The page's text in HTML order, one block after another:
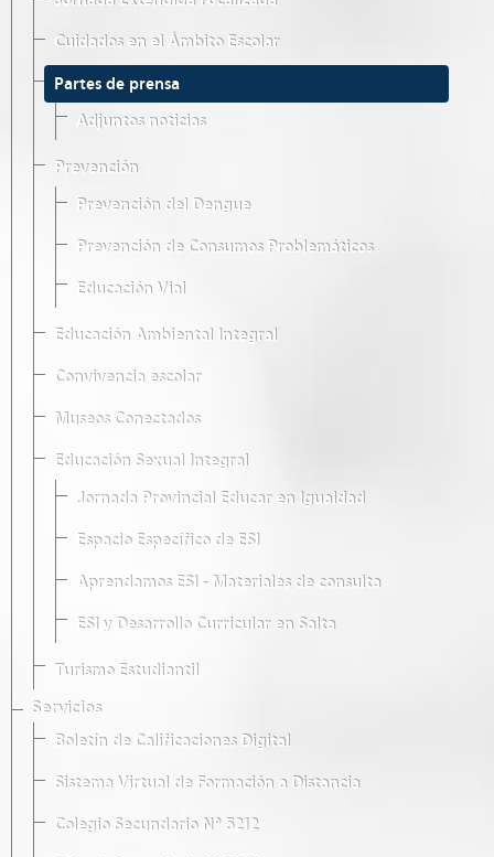
Cuidados en el Ámbito Escolar
Partes de prensa
Adjuntos noticias
Prevención
Prevención del Dengue
Prevención de Consumos Problemáticos
Educación Vial
Educación Ambiental Integral
Convivencia escolar
Museos Conectados
Educación Sexual Integral
Jornada Provincial Educar en Igualdad
Espacio Específico de ESI
Aprendamos ESI - Materiales de consulta
ESI y Desarrollo Curricular en Salta
Turismo Estudiantil
Servicios
Boletín de Calificaciones Digital
Sistema Virtual de Formación a Distancia
Colegio Secundario Nº 5212